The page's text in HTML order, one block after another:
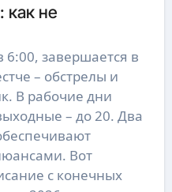
как не
завершается в
– обстрелы и
В рабочие дни
– до 20. Два
Вот
с конечных